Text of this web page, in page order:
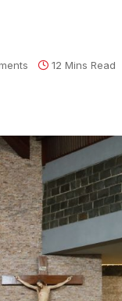
12 Mins Read